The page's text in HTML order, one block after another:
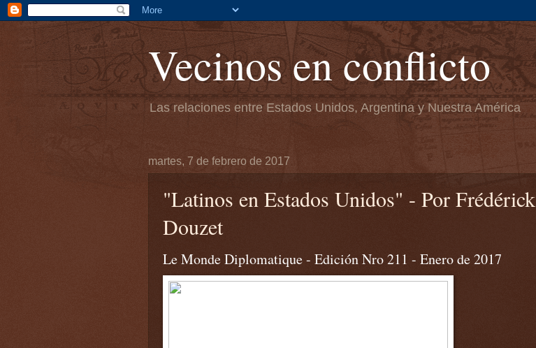
Vecinos en conflicto
Las relaciones entre Estados Unidos, Argentina y Nuestra América
martes, 7 de febrero de 2017
"Latinos en Estados Unidos" - Por Frédérick
Douzet
Le Monde Diplomatique - Edición Nro 211 - Enero de 2017